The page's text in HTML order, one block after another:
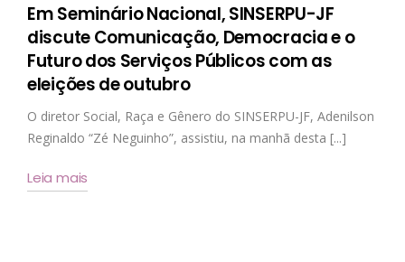
Em Seminário Nacional, SINSERPU-JF
discute Comunicação, Democracia e o
Futuro dos Serviços Públicos com as
eleições de outubro
O diretor Social, Raça e Gênero do SINSERPU-JF, Adenilson
Reginaldo “Zé Neguinho”, assistiu, na manhã desta [...]
Leia mais